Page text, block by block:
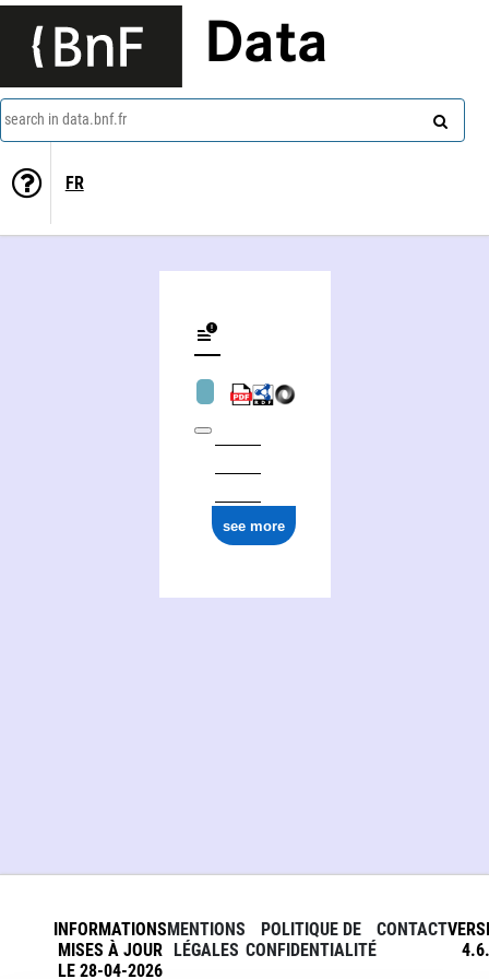
Data
search in data.bnf.fr
FR
see more
INFORMATIONS
MISES À JOUR
LE 28-04-2026
MENTIONS
LÉGALES
POLITIQUE DE
CONFIDENTIALITÉ
CONTACT